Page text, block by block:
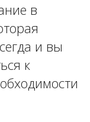
в
и вы
к